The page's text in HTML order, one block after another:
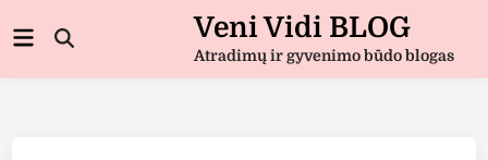
to
Veni Vidi BLOG
Atradimų ir gyvenimo būdo blogas
Open
Main